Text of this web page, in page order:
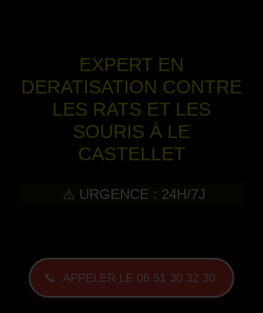
EXPERT EN
DERATISATION CONTRE
LES RATS ET LES
SOURIS À LE
CASTELLET
⚠️ URGENCE : 24H/7J
📞 APPELER LE 06 51 30 32 30